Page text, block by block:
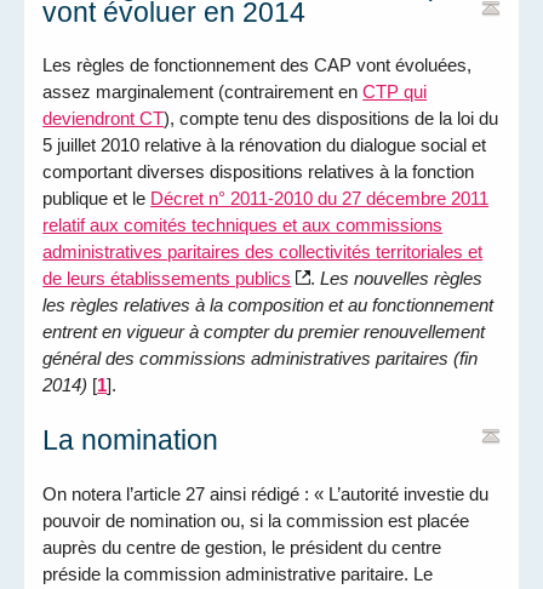
vont évoluer en 2014
Les règles de fonctionnement des CAP vont évoluées,
assez marginalement (contrairement enCTP qui
deviendront CT), compte tenu des dispositions de la loi du
5 juillet 2010 relative à la rénovation du dialogue social et
comportant diverses dispositions relatives à la fonction
publique et le Décret n° 2011-2010 du 27 décembre 2011
relatif aux comités techniques et aux commissions
administratives paritaires des collectivités territoriales et
de leurs établissements publics
.Les nouvelles règles
les règles relatives à la composition et au fonctionnement
entrent en vigueur à compter du premier renouvellement
général des commissions administratives paritaires (fin
2014) [1].
La nomination
On notera l’article 27 ainsi rédigé : « L’autorité investie du
pouvoir de nomination ou, si la commission est placée
auprès du centre de gestion, le président du centre
préside la commission administrative paritaire. Le